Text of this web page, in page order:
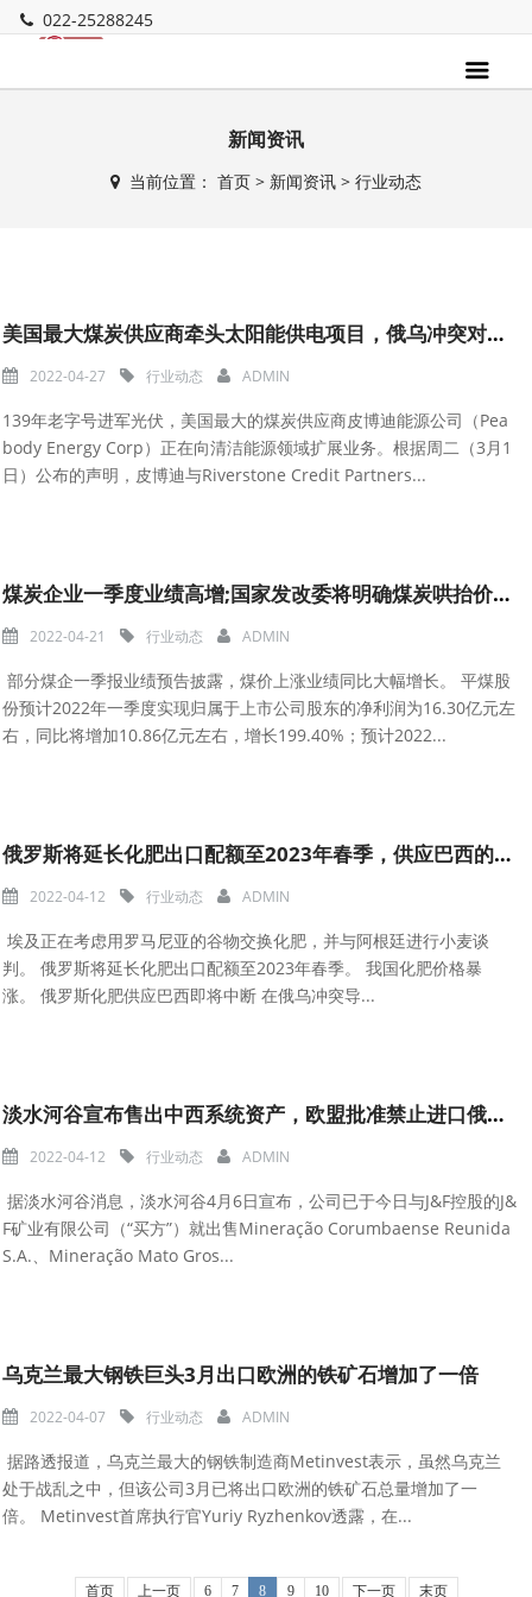
022-25288245
新闻资讯
当前位置： 首页> 新闻资讯> 行业动态
美国最大煤炭供应商牵头太阳能供电项目，俄乌冲突对全球煤炭市场影响
2022-04-27 行业动态 ADMIN
139年老字号进军光伏，美国最大的煤炭供应商皮博迪能源公司（Pea
body Energy Corp）正在向清洁能源领域扩展业务。根据周二（3月1
日）公布的声明，皮博迪与Riverstone Credit Partners...
煤炭企业一季度业绩高增;国家发改委将明确煤炭哄抬价格违法行为认定
2022-04-21 行业动态 ADMIN
部分煤企一季报业绩预告披露，煤价上涨业绩同比大幅增长。 平煤股
份预计2022年一季度实现归属于上市公司股东的净利润为16.30亿元左
右，同比将增加10.86亿元左右，增长199.40%；预计2022...
俄罗斯将延长化肥出口配额至2023年春季，供应巴西的化肥即将中断
2022-04-12 行业动态 ADMIN
埃及正在考虑用罗马尼亚的谷物交换化肥，并与阿根廷进行小麦谈
判。 俄罗斯将延长化肥出口配额至2023年春季。 我国化肥价格暴
涨。 俄罗斯化肥供应巴西即将中断 在俄乌冲突导...
淡水河谷宣布售出中西系统资产，欧盟批准禁止进口俄罗斯煤炭
2022-04-12 行业动态 ADMIN
据淡水河谷消息，淡水河谷4月6日宣布，公司已于今日与J&F控股的J&
F矿业有限公司（“买方”）就出售Mineração Corumbaense Reunida
S.A.、Mineração Mato Gros...
乌克兰最大钢铁巨头3月出口欧洲的铁矿石增加了一倍
2022-04-07 行业动态 ADMIN
据路透报道，乌克兰最大的钢铁制造商Metinvest表示，虽然乌克兰
处于战乱之中，但该公司3月已将出口欧洲的铁矿石总量增加了一
倍。 Metinvest首席执行官Yuriy Ryzhenkov透露，在...
首页 上一页 6 7 8 9 10 下一页 末页